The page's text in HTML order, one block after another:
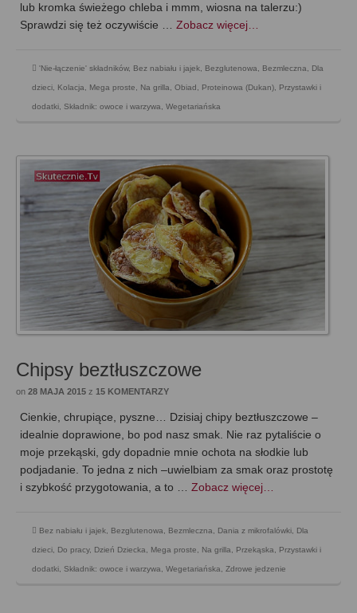
lub kromka świeżego chleba i mmm, wiosna na talerzu:)
Sprawdzi się też oczywiście … Zobacz więcej…
'Nie-łączenie' składników, Bez nabiału i jajek, Bezglutenowa, Bezmleczna, Dla
dzieci, Kolacja, Mega proste, Na grilla, Obiad, Proteinowa (Dukan), Przystawki i
dodatki, Składnik: owoce i warzywa, Wegetariańska
Chipsy beztłuszczowe
on 28 MAJA 2015 z 15 KOMENTARZY
Cienkie, chrupiące, pyszne… Dzisiaj chipy beztłuszczowe –
idealnie doprawione, bo pod nasz smak. Nie raz pytaliście o
moje przekąski, gdy dopadnie mnie ochota na słodkie lub
podjadanie. To jedna z nich –uwielbiam za smak oraz prostotę
i szybkość przygotowania, a to … Zobacz więcej…
Bez nabiału i jajek, Bezglutenowa, Bezmleczna, Dania z mikrofalówki, Dla
dzieci, Do pracy, Dzień Dziecka, Mega proste, Na grilla, Przekąska, Przystawki i
dodatki, Składnik: owoce i warzywa, Wegetariańska, Zdrowe jedzenie